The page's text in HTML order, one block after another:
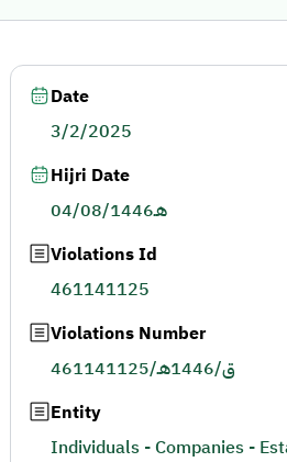
Date
3/2/2025
Hijri Date
04/08/1446هـ
Violations Id
461141125
Violations Number
461141125/ق/1446هـ
Entity
Individuals - Companies -